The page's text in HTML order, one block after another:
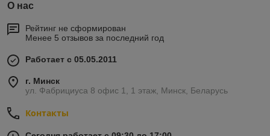
О нас
Рейтинг не сформирован
Менее 5 отзывов за последний год
Работает с 05.05.2011
г. Минск
ул. Фабрициуса 8 офис 1, 1 этаж, Минск, Беларусь
Контакты